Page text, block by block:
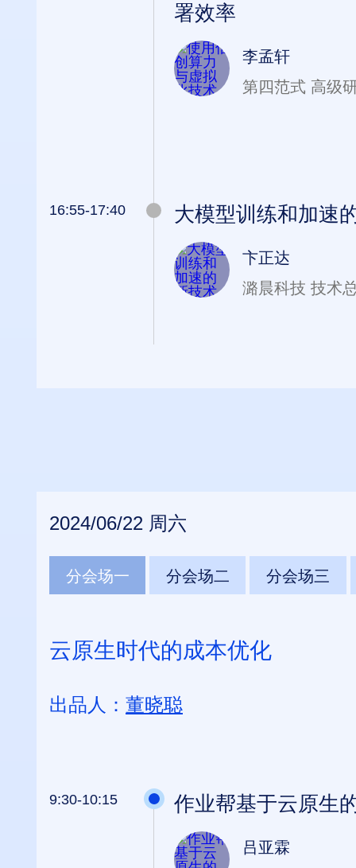
署效率
李孟轩
第四范式 高级
16:55-17:40 大模型训练和加速
卞正达
潞晨科技 技术
2024/06/22 周六
分会场一 分会场二 分会场三
云原生时代的成本优化
出品人： 董晓聪
9:30-10:15 作业帮基于云原生
吕亚霖